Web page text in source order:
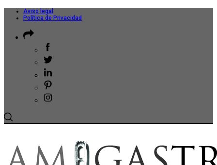
Aviso legal
Política de Privacidad